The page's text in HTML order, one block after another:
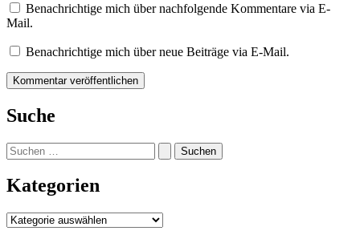
Benachrichtige mich über nachfolgende Kommentare via E-
Mail.
Benachrichtige mich über neue Beiträge via E-Mail.
Suche
Suchen
nach:
Kategorien
Kategorien